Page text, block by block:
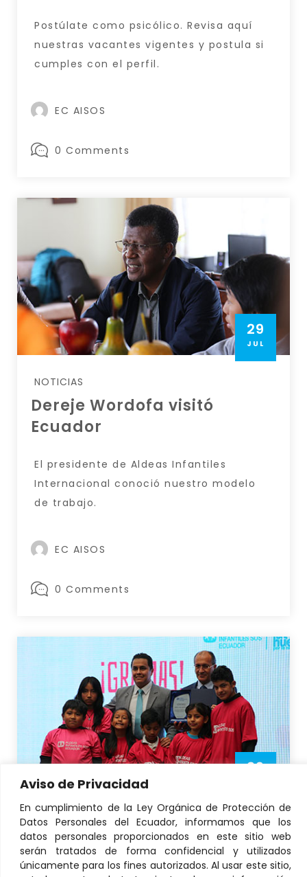
Aviso de Privacidad
En cumplimiento de la Ley Orgánica de Protección de
Datos Personales del Ecuador, informamos que los
datos personales proporcionados en este sitio web
serán tratados de forma confidencial y utilizados
únicamente para los fines autorizados. Al usar este sitio,
Postúlate como psicólico. Revisa aquí
nuestras vacantes vigentes y postula si
cumples con el perfil.
EC AISOS
0 Comments
29
JUL
NOTICIAS
Dereje Wordofa visitó
Ecuador
El presidente de Aldeas Infantiles
Internacional conoció nuestro modelo
de trabajo.
EC AISOS
0 Comments
29
NOTICIAS
Empresas SOS son
reconocidas